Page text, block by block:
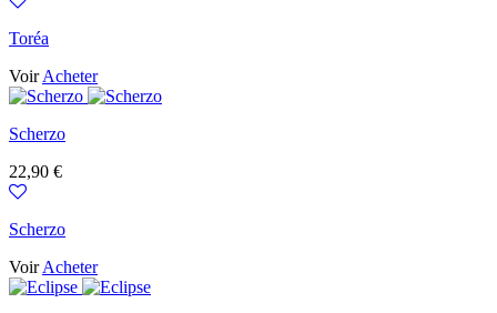
Toréa
VoirAcheter
Scherzo
Prix
22,90 €
Scherzo
VoirAcheter